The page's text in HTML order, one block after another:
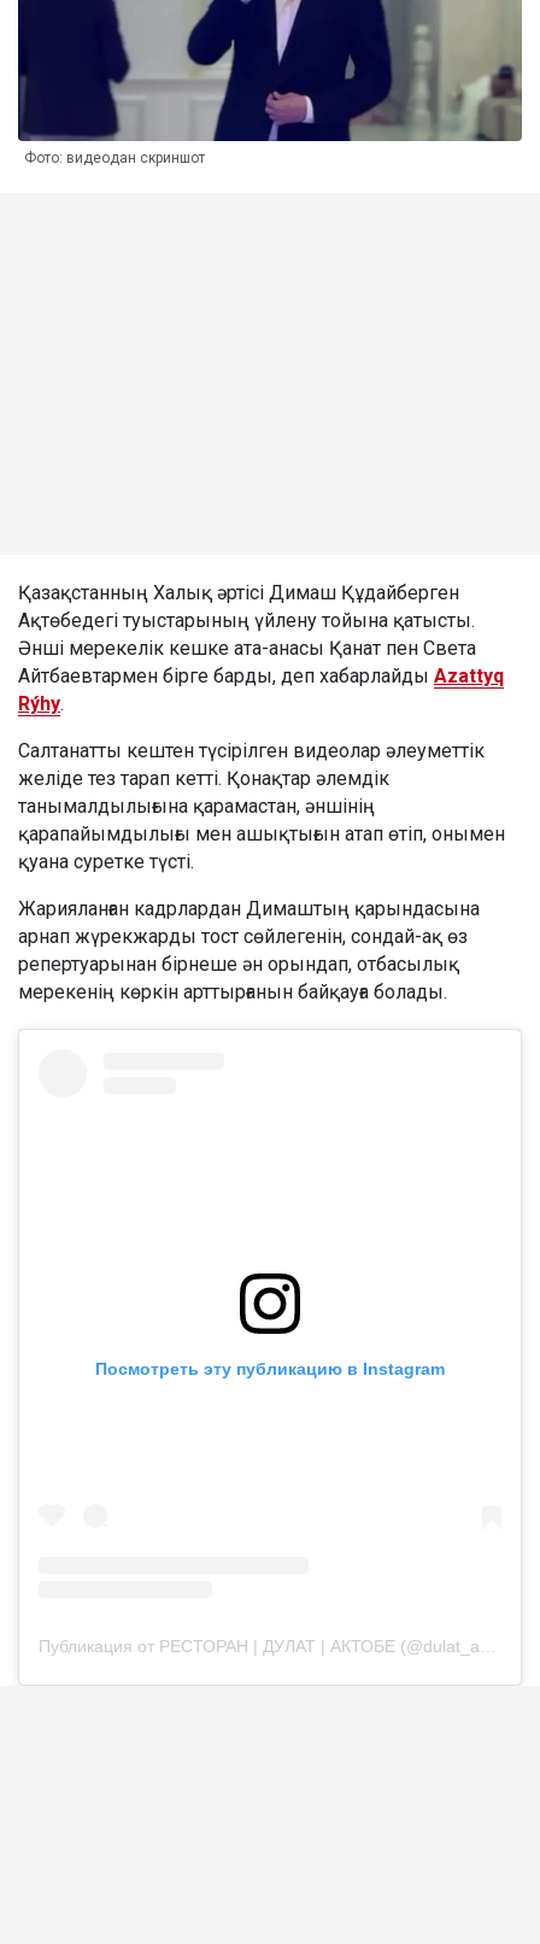
Фото: видеодан скриншот
Қазақстанның Халық әртісі Димаш Құдайберген
Ақтөбедегі туыстарының үйлену тойына қатысты.
Әнші мерекелік кешке ата-анасы Қанат пен Света
Айтбаевтармен бірге барды, деп хабарлайды Azattyq
Rýhy.
Салтанатты кештен түсірілген видеолар әлеуметтік
желіде тез тарап кетті. Қонақтар әлемдік
танымалдылығына қарамастан, әншінің
қарапайымдылығы мен ашықтығын атап өтіп, онымен
қуана суретке түсті.
Жарияланған кадрлардан Димаштың қарындасына
арнап жүрекжарды тост сөйлегенін, сондай-ақ өз
репертуарынан бірнеше ән орындап, отбасылық
мерекенің көркін арттырғанын байқауға болады.
Посмотреть эту публикацию в Instagram
Публикация от РЕСТОРАН | ДУЛАТ | АКТОБЕ (@dulat_aqtobe)